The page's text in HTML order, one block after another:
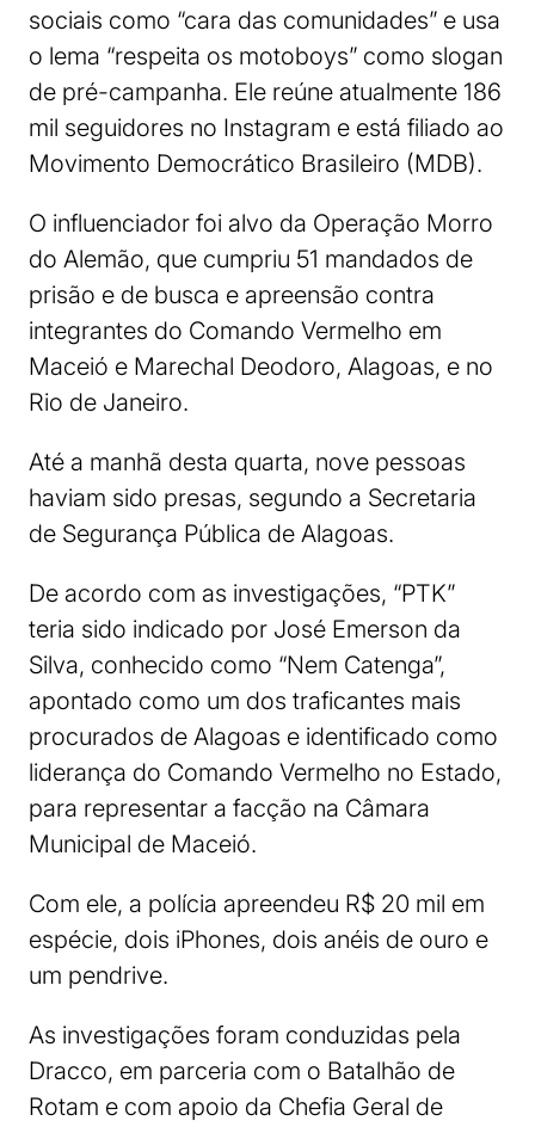
sociais como “cara das comunidades” e usa
o lema “respeita os motoboys” como slogan
de pré-campanha. Ele reúne atualmente 186
mil seguidores no Instagram e está filiado ao
Movimento Democrático Brasileiro (MDB).
O influenciador foi alvo da Operação Morro
do Alemão, que cumpriu 51 mandados de
prisão e de busca e apreensão contra
integrantes do Comando Vermelho em
Maceió e Marechal Deodoro, Alagoas, e no
Rio de Janeiro.
Até a manhã desta quarta, nove pessoas
haviam sido presas, segundo a Secretaria
de Segurança Pública de Alagoas.
De acordo com as investigações, “PTK”
teria sido indicado por José Emerson da
Silva, conhecido como “Nem Catenga”,
apontado como um dos traficantes mais
procurados de Alagoas e identificado como
liderança do Comando Vermelho no Estado,
para representar a facção na Câmara
Municipal de Maceió.
Com ele, a polícia apreendeu R$ 20 mil em
espécie, dois iPhones, dois anéis de ouro e
um pendrive.
As investigações foram conduzidas pela
Dracco, em parceria com o Batalhão de
Rotam e com apoio da Chefia Geral de